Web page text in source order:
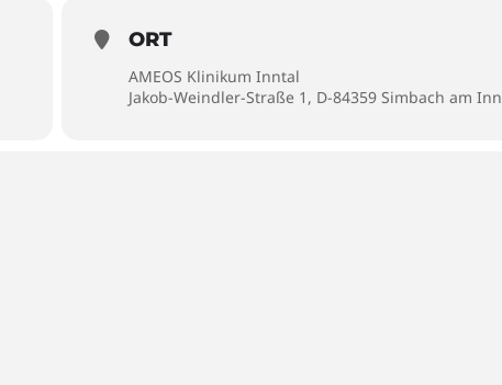
ORT
AMEOS Klinikum Inntal
Jakob-Weindler-Straße 1, D-84359 Simbach am Inn